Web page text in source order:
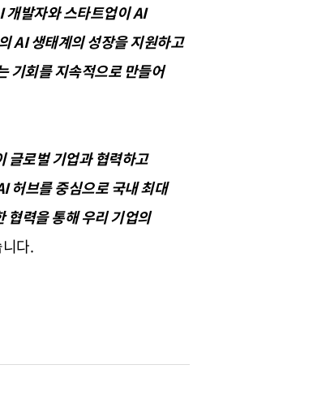
개발자와 스타트업이AI
AI생태계의 성장을 지원하고
기회를 지속적으로 만들어
글로벌 기업과 협력하고
허브를 중심으로 국내 최대
협력을 통해 우리 기업의
다.